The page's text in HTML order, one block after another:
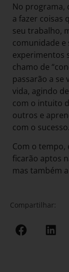
No programa,
a fazer coisas
seu trabalho,
comunidade e
experimentos
chamo de
passarão a
vida, agindo
com o intuito
outros e
com o sucesso.
Com o tempo,
ficarão aptos
mas também
Compartilhar: